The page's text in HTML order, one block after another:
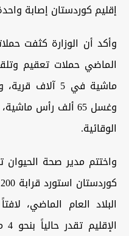
إقليم كوردستان إصابة
وأكد أن الوزارة كثفت
الوقائية.
واختتم مدير صحة الحيوان
البلاد العام الماضي،